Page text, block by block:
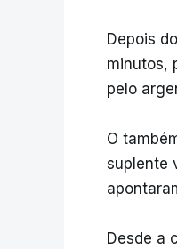
Depois
minutos,
pelo
O
suplente
Desde a